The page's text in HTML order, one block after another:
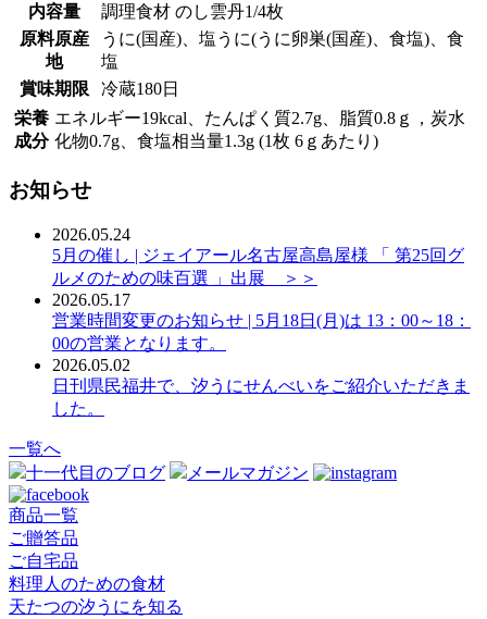
内容量
調理食材 のし雲丹1/4枚
原料原産
地
うに(国産)、塩うに(うに卵巣(国産)、食塩)、食
塩
賞味期限
冷蔵180日
栄養
成分
エネルギー19kcal、たんぱく質2.7g、脂質0.8ｇ，炭水
化物0.7g、食塩相当量1.3g (1枚 6ｇあたり)
お知らせ
2026.05.24
5月の催し | ジェイアール名古屋高島屋様 「 第25回グ
ルメのための味百選 」出展 ＞＞
2026.05.17
営業時間変更のお知らせ | 5月18日(月)は 13：00～18：
00の営業となります。
2026.05.02
日刊県民福井で、汐うにせんべいをご紹介いただきま
した。
一覧へ
十一代目のブログ
メールマガジン
商品一覧
ご贈答品
ご自宅品
料理人のための食材
天たつの汐うにを知る